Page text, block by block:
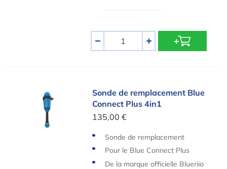
+
Sonde de remplacement Blue Connect Plus 4in1
Sonde de remplacement Blue
Connect Plus 4in1
135,00 €
Sonde de remplacement
Pour le Blue Connect Plus
De la marque officielle Blueriio